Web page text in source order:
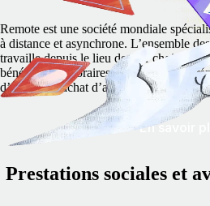
Remote est une société mondiale
à distance et asynchrone. L’ensemble
travaille depuis le lieu de leur choix,
bénéficient d’horaires flexibles, d’une
d’options d’achat d’actions de
En savoir
Prestations sociales et